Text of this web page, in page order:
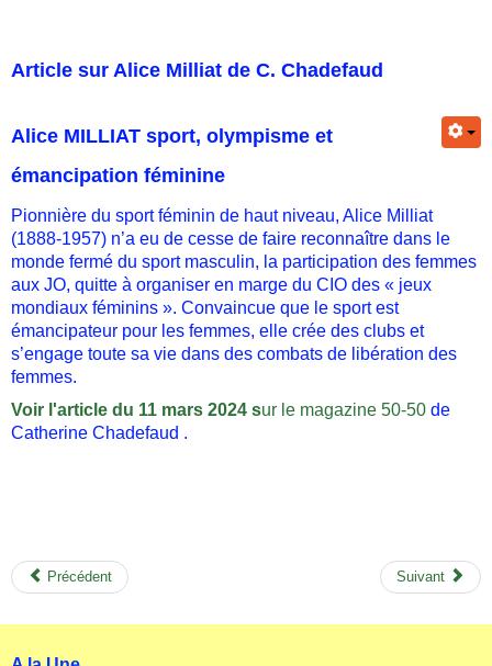
Article sur Alice Milliat de C. Chadefaud
Alice MILLIAT sport, olympisme et
émancipation féminine
Pionnière du sport féminin de haut niveau, Alice Milliat
(1888-1957) n’a eu de cesse de faire reconnaître dans le
monde fermé du sport masculin, la participation des femmes
aux JO, quitte à organiser en marge du CIO des « jeux
mondiaux féminins ». Convaincue que le sport est
émancipateur pour les femmes, elle crée des clubs et
s’engage toute sa vie dans des combats de libération des
femmes.
Voir l'article du 11 mars 2024 sur le magazine 50-50 de
Catherine Chadefaud .
Précédent Suivant